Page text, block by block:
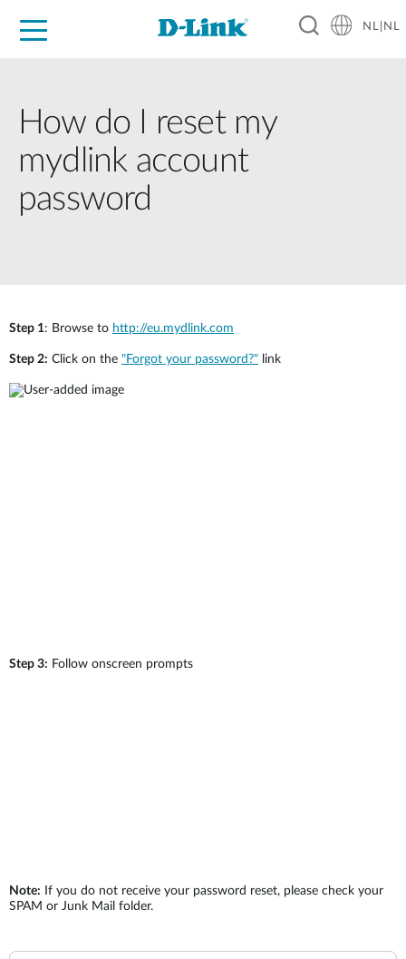
NL|NL
How do I reset my
mydlink account
password
Step 1: Browse to http://eu.mydlink.com
Step 2: Click on the "Forgot your password?" link
Step 3: Follow onscreen prompts
Note: If you do not receive your password reset, please check your
SPAM or Junk Mail folder.